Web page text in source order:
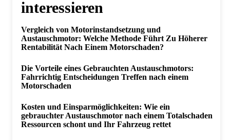
interessieren
Vergleich von Motorinstandsetzung und
Austauschmotor: Welche Methode Führt Zu Höherer
Rentabilität Nach Einem Motorschaden?
Die Vorteile eines Gebrauchten Austauschmotors:
Fahrrichtig Entscheidungen Treffen nach einem
Motorschaden
Kosten und Einsparmöglichkeiten: Wie ein
gebrauchter Austauschmotor nach einem Totalschaden
Ressourcen schont und Ihr Fahrzeug rettet